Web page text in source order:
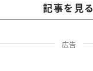
記事を見る
広告